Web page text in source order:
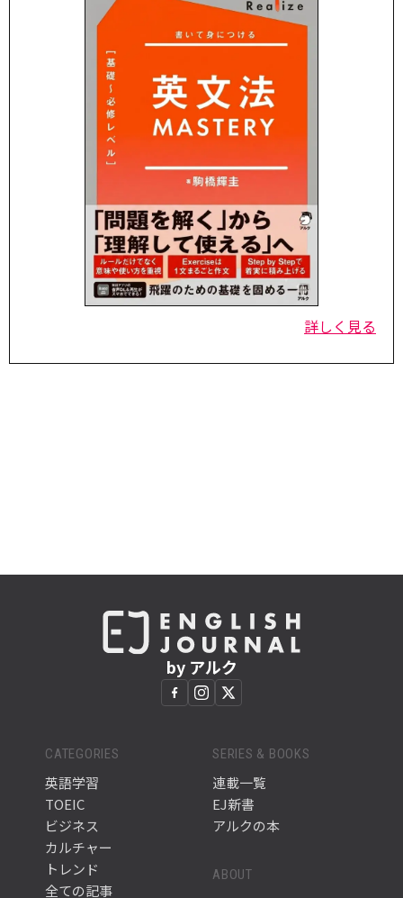
詳しく見る
by アルク
CATEGORIES
英語学習
TOEIC
ビジネス
カルチャー
トレンド
全ての記事
SERIES & BOOKS
連載一覧
EJ新書
アルクの本
ABOUT